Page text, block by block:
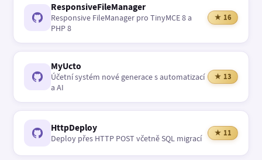
ResponsiveFileManager
Responsive FileManager pro TinyMCE 8 a
PHP 8
★ 16
MyUcto
Účetní systém nové generace s automatizací
a AI
★ 13
HttpDeploy
Deploy přes HTTP POST včetně SQL migrací
★ 11